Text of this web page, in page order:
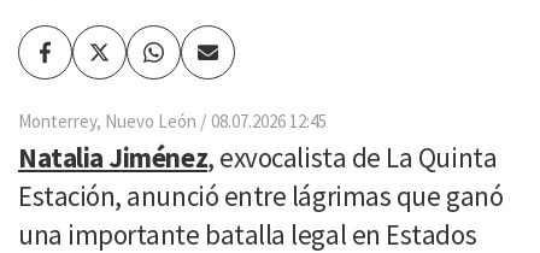
FacebookTwitterWhatsapp
Enviar
por
Monterrey, Nuevo León 08.07.2026 12:45
Natalia Jiménez, exvocalista de La Quinta
Estación, anunció entre lágrimas que ganó
una importante batalla legal en Estados